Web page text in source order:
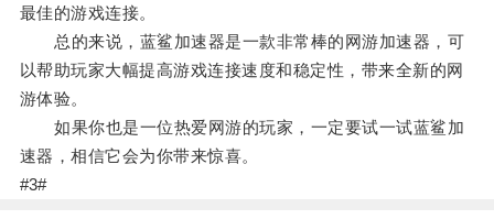
最佳的游戏连接。
总的来说，蓝鲨加速器是一款非常棒的网游加速器，可
以帮助玩家大幅提高游戏连接速度和稳定性，带来全新的网
游体验。
如果你也是一位热爱网游的玩家，一定要试一试蓝鲨加
速器，相信它会为你带来惊喜。
#3#